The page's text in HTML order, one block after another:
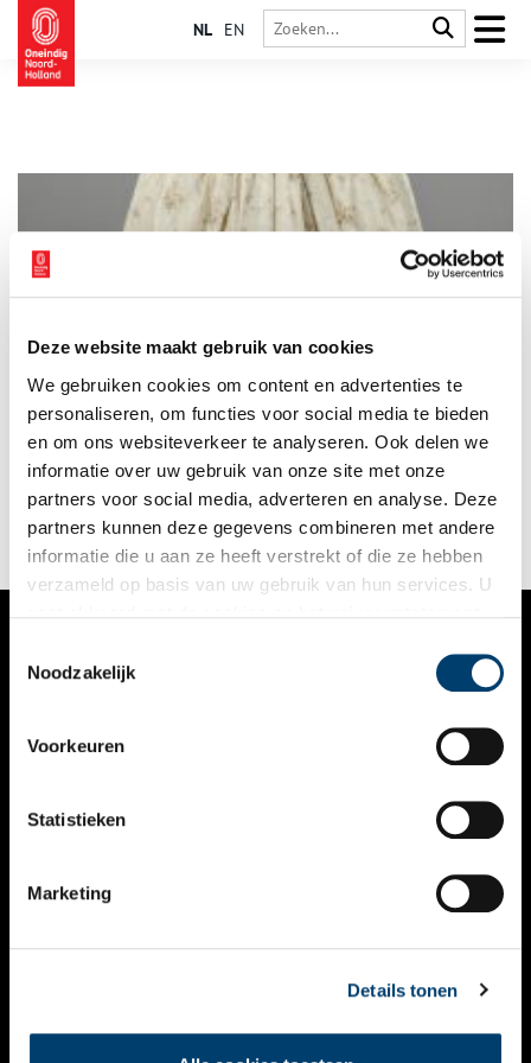
Deze website maakt gebruik van cookies
We gebruiken cookies om content en advertenties te
personaliseren, om functies voor social media te bieden
en om ons websiteverkeer te analyseren. Ook delen we
informatie over uw gebruik van onze site met onze
partners voor social media, adverteren en analyse. Deze
partners kunnen deze gegevens combineren met andere
informatie die u aan ze heeft verstrekt of die ze hebben
verzameld op basis van uw gebruik van hun services. U
Noodzakelijk
Voorkeuren
Statistieken
Marketing
Details tonen
NL EN
Watteau? Wie? Grote kans dat u nog nooit van de man heeft
gehoord, maar als het aan het Teylers Museum in Haarlem ligt,
komt daar nu een einde aan.
VERHALEN
KALENDER
THEMA’S
VIDEO’S
CONTACT